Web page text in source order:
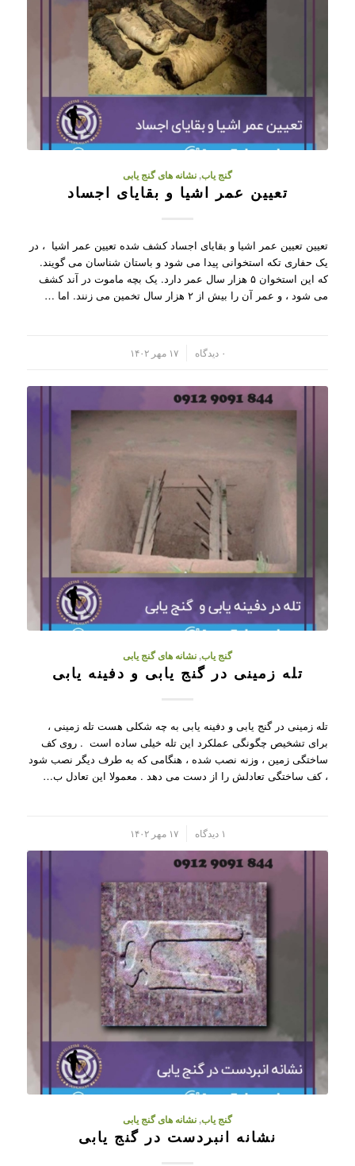
گنج یاب,نشانه های گنج یابی
تعیین عمر اشیا و بقایای اجساد
تعیین تعیین عمر اشیا و بقایای اجساد کشف شده تعیین عمر اشیا ، در
یک حفاری تکه استخوانی پیدا می شود و باستان شناسان می گویند.
که این استخوان ۵ هزار سال عمر دارد. یک بچه ماموت در آند کشف
می شود ، و عمر آن را بیش از ۲ هزار سال تخمین می زنند. اما …
۰ دیدگاه ۱۷ مهر ۱۴۰۲
گنج یاب,نشانه های گنج یابی
تله زمینی در گنج یابی و دفینه یابی
تله زمینی در گنج یابی و دفینه یابی به چه شکلی هست تله زمینی ،
برای تشخیص چگونگی عملکرد این تله خیلی ساده است . روی کف
ساختگی زمین ، وزنه نصب شده ، هنگامی که به طرف دیگر نصب شود
، کف ساختگی تعادلش را از دست می دهد . معمولا این تعادل ب…
۱ دیدگاه ۱۷ مهر ۱۴۰۲
گنج یاب,نشانه های گنج یابی
نشانه انبردست در گنج یابی